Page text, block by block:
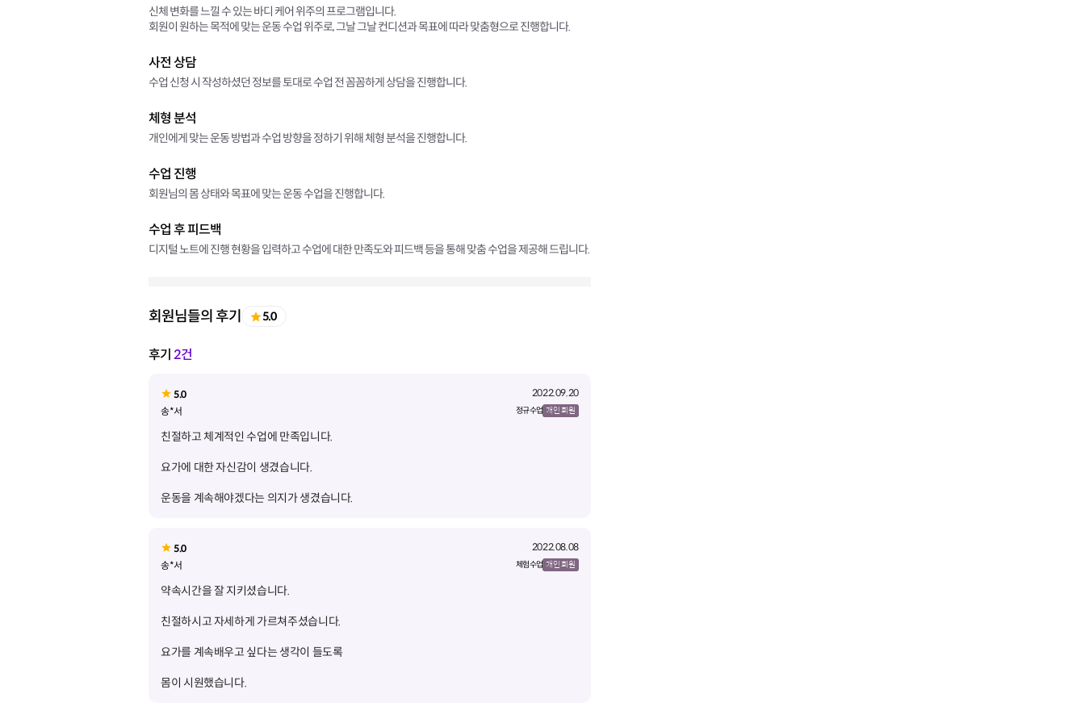
신체 변화를 느낄 수 있는 바디 케어 위주의 프로그램입니다.
회원이 원하는 목적에 맞는 운동 수업 위주로, 그날 그날 컨디션과 목표에 따라 맞춤형으로 진행합니다.
사전 상담
수업 신청 시 작성하셨던 정보를 토대로 수업 전 꼼꼼하게 상담을 진행합니다.
체형 분석
개인에게 맞는 운동 방법과 수업 방향을 정하기 위해 체형 분석을 진행합니다.
수업 진행
회원님의 몸 상태와 목표에 맞는 운동 수업을 진행합니다.
수업 후 피드백
디지털 노트에 진행 현황을 입력하고 수업에 대한 만족도와 피드백 등을 통해 맞춤 수업을 제공해 드립니다.
회원님들의 후기 5.0
후기 2건
5.0
2022.09.20
송*서
정규 수업 개인 회원
운동을 계속해야겠다는 의지가 생겼습니다.
5.0
2022.08.08
송*서
체험 수업 개인 회원
몸이 시원했습니다.